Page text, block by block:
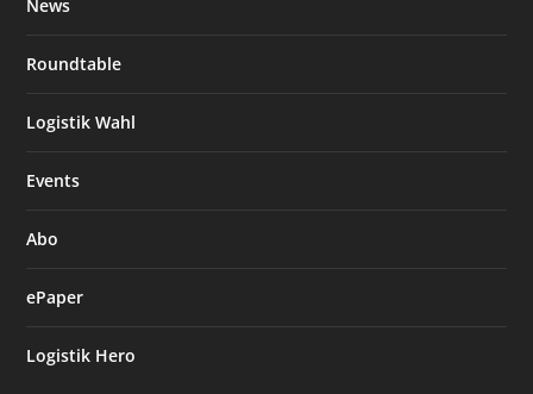
News
Roundtable
Logistik Wahl
Events
Abo
ePaper
Logistik Hero